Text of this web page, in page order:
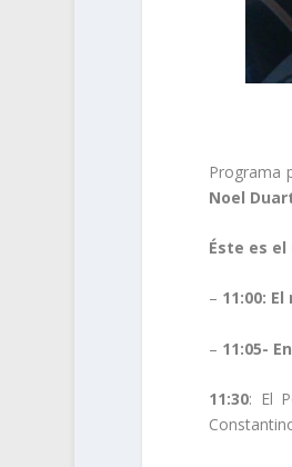
Programa
Noel
Éste es
– 11:00: El
– 11:05-
11:30: El